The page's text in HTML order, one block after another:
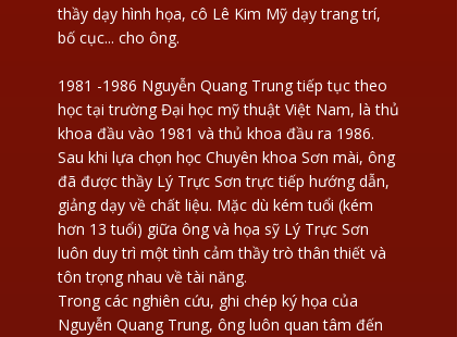
thầy dạy hình họa, cô Lê Kim Mỹ dạy trang trí,
bố cục... cho ông.
1981 -1986 Nguyễn Quang Trung tiếp tục theo
học tại trường Đại học mỹ thuật Việt Nam, là thủ
khoa đầu vào 1981 và thủ khoa đầu ra 1986.
Sau khi lựa chọn học Chuyên khoa Sơn mài, ông
đã được thầy Lý Trực Sơn trực tiếp hướng dẫn,
giảng dạy về chất liệu. Mặc dù kém tuổi (kém
hơn 13 tuổi) giữa ông và họa sỹ Lý Trực Sơn
luôn duy trì một tình cảm thầy trò thân thiết và
tôn trọng nhau về tài năng.
Trong các nghiên cứu, ghi chép ký họa của
Nguyễn Quang Trung, ông luôn quan tâm đến